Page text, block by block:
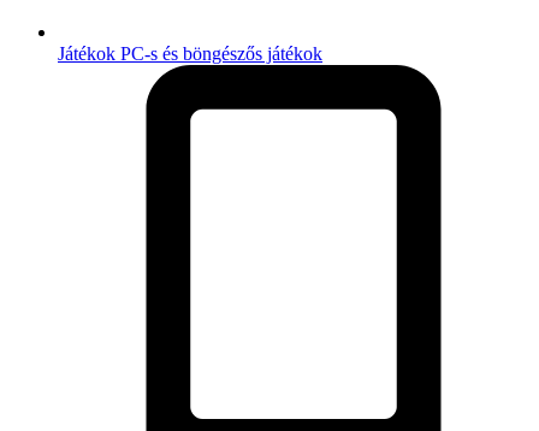
Játékok PC-s és böngészős játékok